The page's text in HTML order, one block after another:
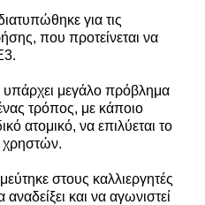
για τις
που προτείνεται να
υπάρχει μεγάλο πρόβλημα
τρόπος, με κάποιο
ατομικό, να επιλύεται το
χρηστών.
στους καλλιεργητές
και να αγωνιστεί